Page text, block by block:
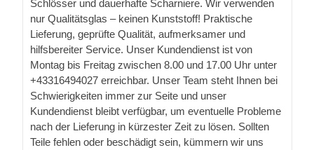
Schlösser und dauerhafte Scharniere. Wir verwenden
nur Qualitätsglas – keinen Kunststoff! Praktische
Lieferung, geprüfte Qualität, aufmerksamer und
hilfsbereiter Service. Unser Kundendienst ist von
Montag bis Freitag zwischen 8.00 und 17.00 Uhr unter
+43316494027 erreichbar. Unser Team steht Ihnen bei
Schwierigkeiten immer zur Seite und unser
Kundendienst bleibt verfügbar, um eventuelle Probleme
nach der Lieferung in kürzester Zeit zu lösen. Sollten
Teile fehlen oder beschädigt sein, kümmern wir uns